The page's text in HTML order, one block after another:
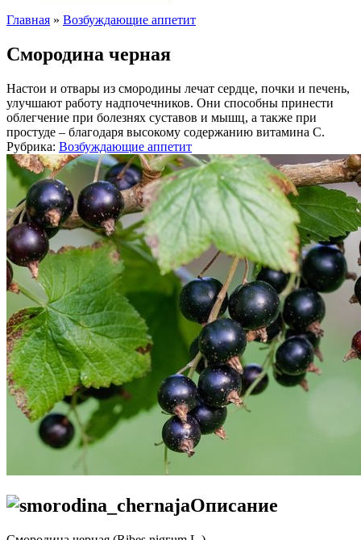
Главная » Возбуждающие аппетит
Смородина черная
Настои и отвары из смородины лечат сердце, почки и печень,
улучшают работу надпочечников. Они способны принести
облегчение при болезнях суставов и мышц, а также при
простуде – благодаря высокому содержанию витамина C.
Рубрика: Возбуждающие аппетит
Описание